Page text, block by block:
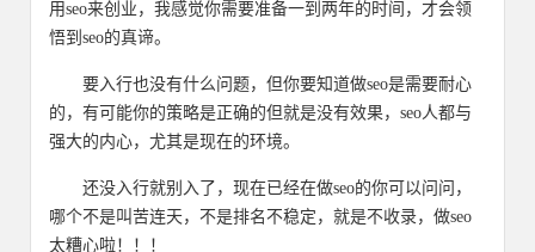
用seo来创业，我感觉你需要准备一到两年的时间，才会领
悟到seo的真谛。
要入行也没有什么问题，但你要知道做seo是需要耐心
的，有可能你的策略是正确的但就是没有效果，seo人都与
强大的内心，尤其是现在的环境。
还没入行就别入了，现在已经在做seo的你可以问问，
哪个不是叫苦连天，不是排名不稳定，就是不收录，做seo
太糟心啦！！！